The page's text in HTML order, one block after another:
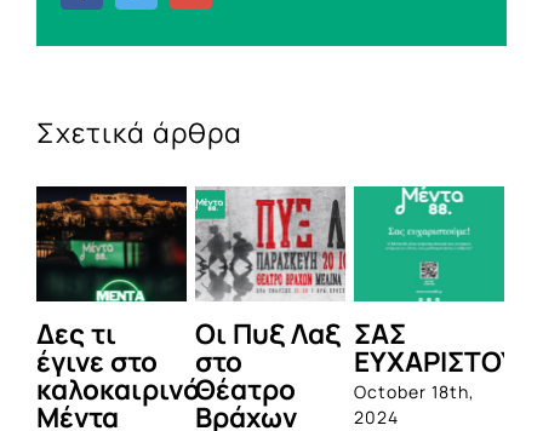
Σχετικά άρθρα
Δες τι
έγινε στο
καλοκαιρινό
Μέντα
Οι Πυξ Λαξ
στο
Θέατρο
Βράχων
ΣΑΣ
October 18th,
2024